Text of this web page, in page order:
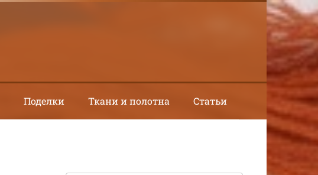
Поделки Ткани и полотна Статьи